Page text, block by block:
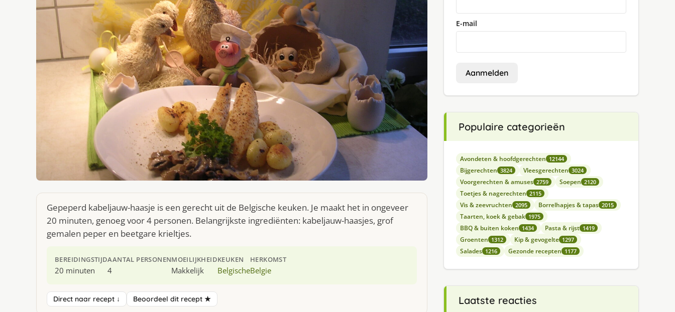
Gepeperd kabeljauw-haasje is een gerecht uit de Belgische keuken. Je maakt het in ongeveer
20 minuten, genoeg voor 4 personen. Belangrijkste ingrediënten: kabeljauw-haasjes, grof
gemalen peper en beetgare krieltjes.
BEREIDINGSTIJD
20 minuten
AANTAL PERSONEN
4
MOEILIJKHEID
Makkelijk
KEUKEN
Belgische
HERKOMST
Belgie
Direct naar recept ↓ Beoordeel dit recept ★
E-mail
Aanmelden
Populaire categorieën
Avondeten & hoofdgerechten 12144
Bijgerechten 3824 Vleesgerechten 3024
Voorgerechten & amuses 2759 Soepen 2120
Toetjes & nagerechten 2115
Vis & zeevruchten 2095 Borrelhapjes & tapas 2015
Taarten, koek & gebak 1975
BBQ & buiten koken 1434 Pasta & rijst 1419
Groenten 1312 Kip & gevogelte 1297
Salades 1216 Gezonde recepten 1177
Laatste reacties